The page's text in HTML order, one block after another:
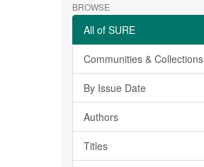
BROWSE
All of SURE
Communities & Collections
By Issue Date
Authors
Titles